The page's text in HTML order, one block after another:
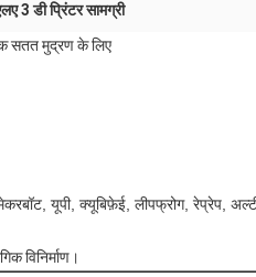
3 डी प्रिंटर सामग्री
सतत मुद्रण के लिए
यूपी, क्यूबिफ़ेई, लीपफ्रोग, रेप्रेप,
विनिर्माण।